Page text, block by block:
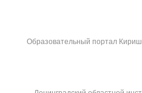
Образовательный портал